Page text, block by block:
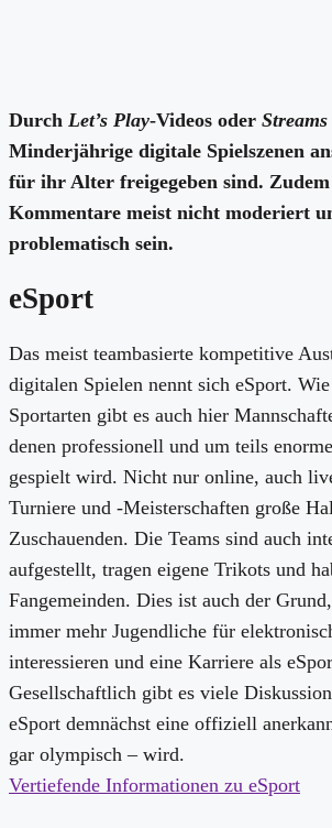
Durch Let’s Play-Videos oder Streams
Minderjährige digitale Spielszenen
für ihr Alter freigegeben sind.
Kommentare meist nicht moderiert
problematisch sein.
eSport
Das meist teambasierte kompetitive
digitalen Spielen nennt sich eSport.
Sportarten gibt es auch hier
denen professionell und um teils
gespielt wird. Nicht nur online, auch
Turniere und -Meisterschaften große
Zuschauenden. Die Teams sind auch
aufgestellt, tragen eigene Trikots und
Fangemeinden. Dies ist auch der
immer mehr Jugendliche für
interessieren und eine Karriere als
Gesellschaftlich gibt es viele
eSport demnächst eine offiziell
gar olympisch – wird.
Vertiefende Informationen zu eSport